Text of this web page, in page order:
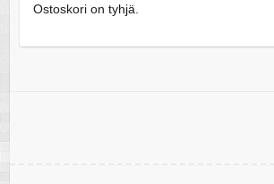
Ostoskori on tyhjä.